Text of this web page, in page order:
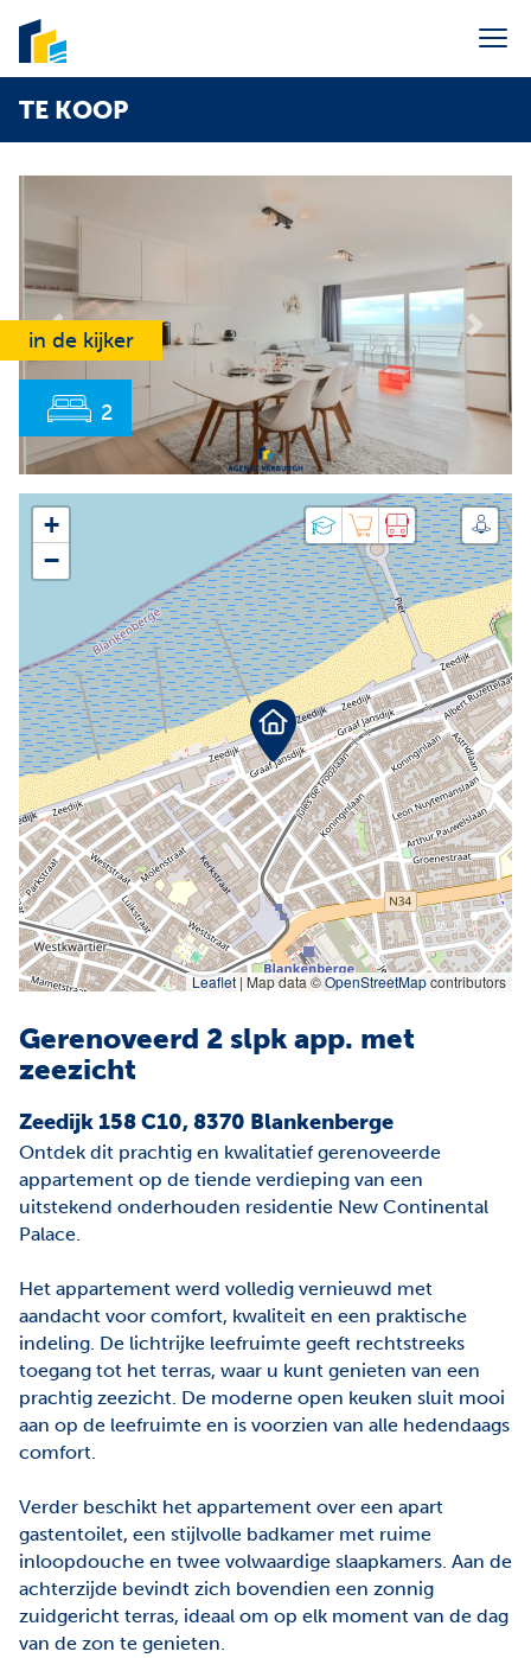
Portaal syndic
E-mail ons info@agenceverburgh.be
Bel ons+32 50 41 38 85
FacebookInstagram
Waardebepaling
Verkoop
Verhuur
Vakantieverhuur
Syndic
Over ons
Contact
TE KOOP
Previous Next
in de kijker
2
+
−
Leaflet | Map data ©OpenStreetMapcontributors
Gerenoveerd 2 slpk app. met
zeezicht
Zeedijk 158 C10, 8370 Blankenberge
Ontdek dit prachtig en kwalitatief gerenoveerde
appartement op de tiende verdieping van een
uitstekend onderhouden residentie New Continental
Palace.
Het appartement werd volledig vernieuwd met
aandacht voor comfort, kwaliteit en een praktische
indeling. De lichtrijke leefruimte geeft rechtstreeks
toegang tot het terras, waar u kunt genieten van een
prachtig zeezicht. De moderne open keuken sluit mooi
aan op de leefruimte en is voorzien van alle hedendaags
comfort.
Verder beschikt het appartement over een apart
gastentoilet, een stijlvolle badkamer met ruime
inloopdouche en twee volwaardige slaapkamers. Aan de
achterzijde bevindt zich bovendien een zonnig
zuidgericht terras, ideaal om op elk moment van de dag
van de zon te genieten.